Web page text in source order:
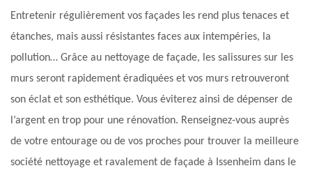
Entretenir régulièrement vos façades les rend plus tenaces et
étanches, mais aussi résistantes faces aux intempéries, la
pollution… Grâce au nettoyage de façade, les salissures sur les
murs seront rapidement éradiquées et vos murs retrouveront
son éclat et son esthétique. Vous éviterez ainsi de dépenser de
l’argent en trop pour une rénovation. Renseignez-vous auprès
de votre entourage ou de vos proches pour trouver la meilleure
société nettoyage et ravalement de façade à Issenheim dans le